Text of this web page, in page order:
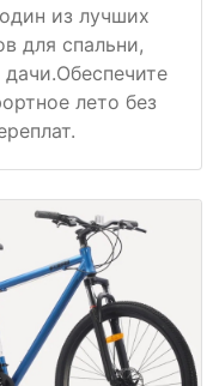
из лучших
для спальни,
лето без